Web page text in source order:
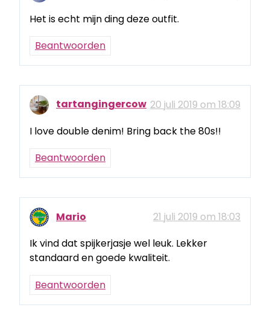
Het is echt mijn ding deze outfit.
Beantwoorden
tartangingercow 20 juli 2019 om 18:09
I love double denim! Bring back the 80s!!
Beantwoorden
Mario
21 juli 2019 om 18:03
Ik vind dat spijkerjasje wel leuk. Lekker
standaard en goede kwaliteit.
Beantwoorden